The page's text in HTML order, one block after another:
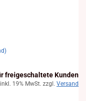
freigeschaltete Kunden
inkl. 19% MwSt. zzgl. Versand